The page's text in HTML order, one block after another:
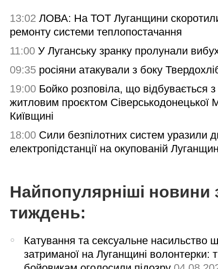
13:02 ЛОВА: На ТОТ Луганщини
ремонту системи теплопостачання
11:00 У Луганську зранку пролунали
09:35 росіяни атакували з боку
19:00 Бойко розповіла, що відбувається з
житловим проєктом Сіверськодонецької
Київщині
18:00 Сили безпілотних систем уразили
електропідстанції на окупованій
Найпопулярніші новини
тиждень:
Катування та сексуальне насильство
затриманої на Луганщині волонтерки: